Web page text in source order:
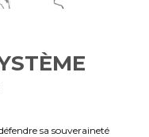
sa souveraineté